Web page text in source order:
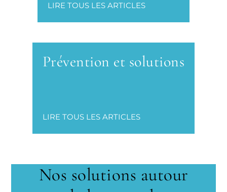
LIRE TOUS LES ARTICLES
Prévention et solutions
LIRE TOUS LES ARTICLES
Nos solutions autour